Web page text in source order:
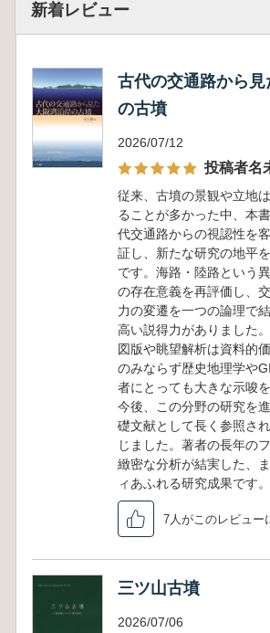
新着レビュー
古代の交通路から
の古墳
2026/07/12
投稿者名
従来、古墳の景観や立地
ることが多かった中、本
代交通路からの視認性を
証し、新たな研究の地平
です。海路・陸路という
の存在意義を再評価し、
力の変遷を一つの論理で
高い説得力がありました
図版や眺望解析は資料的
のみならず歴史地理学や
者にとっても大きな示唆
今後、この分野の研究を
礎文献として長く参照さ
じました。著者の長年の
緻密な分析が結実した、
ィあふれる研究成果です。
7人がこのレビュー
三ツ山古墳
2026/07/06